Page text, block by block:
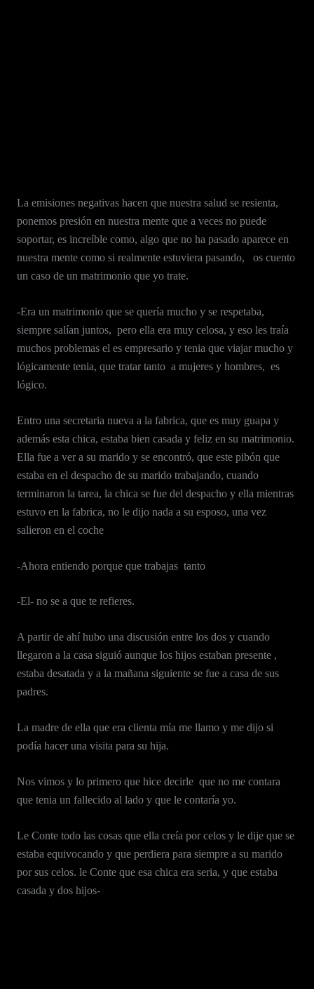
La emisiones negativas hacen que nuestra salud se resienta,
ponemos presión en nuestra mente que a veces no puede
soportar, es increíble como, algo que no ha pasado aparece en
nuestra mente como si realmente estuviera pasando, os cuento
un caso de un matrimonio que yo trate.
-Era un matrimonio que se quería mucho y se respetaba,
siempre salían juntos, pero ella era muy celosa, y eso les traía
muchos problemas el es empresario y tenia que viajar mucho y
lógicamente tenia, que tratar tanto a mujeres y hombres, es
lógico.
Entro una secretaria nueva a la fabrica, que es muy guapa y
además esta chica, estaba bien casada y feliz en su matrimonio.
Ella fue a ver a su marido y se encontró, que este pibón que
estaba en el despacho de su marido trabajando, cuando
terminaron la tarea, la chica se fue del despacho y ella mientras
estuvo en la fabrica, no le dijo nada a su esposo, una vez
salieron en el coche
-Ahora entiendo porque que trabajas tanto
-El- no se a que te refieres.
A partir de ahí hubo una discusión entre los dos y cuando
llegaron a la casa siguió aunque los hijos estaban presente ,
estaba desatada y a la mañana siguiente se fue a casa de sus
padres.
La madre de ella que era clienta mía me llamo y me dijo si
podía hacer una visita para su hija.
Nos vimos y lo primero que hice decirle que no me contara
que tenia un fallecido al lado y que le contaría yo.
Le Conte todo las cosas que ella creía por celos y le dije que se
estaba equivocando y que perdiera para siempre a su marido
por sus celos. le Conte que esa chica era seria, y que estaba
casada y dos hijos-